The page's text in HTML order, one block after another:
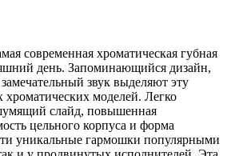
современная хроматическая губная
день. Запоминающийся дизайн,
звук выделяют эту
хроматических моделей. Легко
слайд, повышенная
цельного корпуса и форма
уникальные гармошки популярными